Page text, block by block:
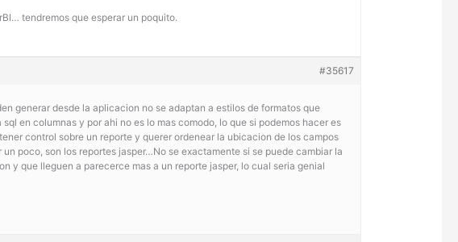
tendremos que esperar un poquito.
#35617
generar desde la aplicacion no se adaptan a estilos de formatos que
en columnas y por ahi no es lo mas comodo, lo que si podemos hacer es
control sobre un reporte y querer ordenear la ubicacion de los campos
poco, son los reportes jasper…No se exactamente si se puede cambiar la
y que lleguen a parecerce mas a un reporte jasper, lo cual seria genial